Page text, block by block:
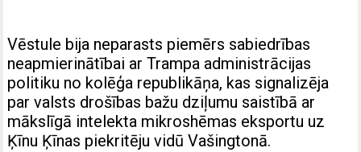
Vēstule bija neparasts piemērs sabiedrības
neapmierinātībai ar Trampa administrācijas
politiku no kolēģa republikāņa, kas signalizēja
par valsts drošības bažu dziļumu saistībā ar
mākslīgā intelekta mikroshēmas eksportu uz
Ķīnu Ķīnas piekritēju vidū Vašingtonā.